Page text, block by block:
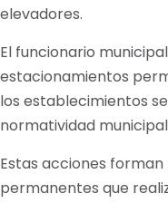
elevadores.
El funcionario
estacionamientos
los establecimientos
normatividad
Estas acciones
permanentes que